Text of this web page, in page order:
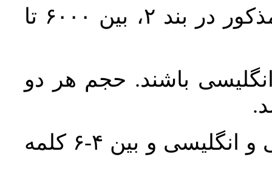
حجم کل مقاله با احتساب تمام بخش‌های مذکور در بند ۲، بین ۶۰۰۰ تا
باشند. حجم هر دو
واژگان کلیدی بلافاصله پس از چکیده فارسی و انگلیسی و بین ۴-۶ کلمه